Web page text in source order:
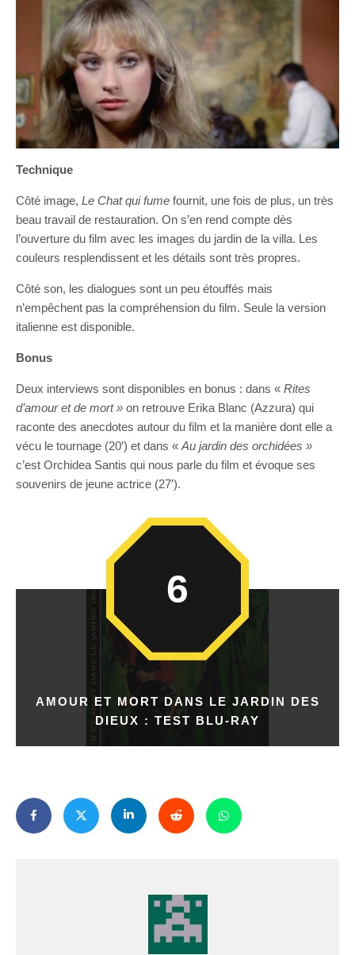
Technique
Côté image, Le Chat qui fume fournit, une fois de plus, un très
beau travail de restauration. On s’en rend compte dès
l’ouverture du film avec les images du jardin de la villa. Les
couleurs resplendissent et les détails sont très propres.
Côté son, les dialogues sont un peu étouffés mais
n’empêchent pas la compréhension du film. Seule la version
italienne est disponible.
Bonus
Deux interviews sont disponibles en bonus : dans « Rites
d’amour et de mort » on retrouve Erika Blanc (Azzura) qui
raconte des anecdotes autour du film et la manière dont elle a
vécu le tournage (20′) et dans « Au jardin des orchidées »
c’est Orchidea Santis qui nous parle du film et évoque ses
souvenirs de jeune actrice (27′).
AMOUR ET MORT DANS LE JARDIN DES
DIEUX : TEST BLU-RAY
6